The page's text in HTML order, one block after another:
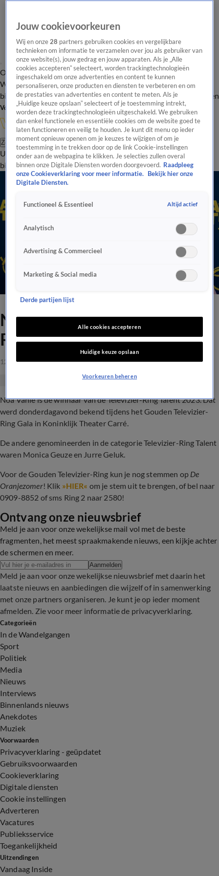
Overzicht Onze programma's Uitzendingen Onze gezichten
In de
WandelgangenInterviewsUitzending
bijwonenPodcastShopVeelgestelde vragenKijkersvraag insturen
Volg Vandaag Inside
Zoeken
UitzendingenVandaag InsideDe OranjezomerShopUitzending
bijwonen
Noa Vahle wint Televizier-
Ring Talent 2023!
12 okt 2023, 21:23
Noa Vahle is de winnaar van de Televizier-Ring Talent 2023. Dat
werd donderdagavond bekend tijdens het Gouden Televizier-
Ring Gala in Koninklijk Theater Carré.
De andere genomineerden in de categorie Televizier-Ring Talent
waren Monica Geuze en Jurre Geluk.
Voor de Gouden Televizier-Ring kun je nog stemmen op De
Oranjezomer! Klik »HIER« om je stem uit te brengen, of bel naar
0909-8852 of sms Ring 2 naar 2580!
Ontvang onze nieuwsbrief
Meld je aan voor onze wekelijkse mail vol met de beste
fragmenten, het meest spraakmakende nieuws, een kijkje achter
de schermen en meer.
Aanmelden
Meld je aan voor onze wekelijkse nieuwsbrief met daarin het
laatste nieuws en aanbiedingen die wijzelf of in samenwerking
met onze partners organiseren. Je kunt je op ieder moment
afmelden. Zie voor meer informatie de privacyverklaring.
Categorieën
In de Wandelgangen
Sport
Politiek
Media
Nieuws
Interviews
Binnenlands nieuws
Anekdotes
Muziek
Voorwaarden
Privacyverklaring - geüpdatet
Gebruiksvoorwaarden
Cookieverklaring
Digitale diensten
Cookie instellingen
Adverteren
Vacatures
Publieksservice
Toegankelijkheid
Uitzendingen
Vandaag Inside
Jouw cookievoorkeuren
Wij en onze28 partners gebruiken cookies en vergelijkbare
technieken om informatie te verzamelen over jou als gebruiker van
onze website(s), jouw gedrag en jouw apparaten. Als je „Alle
cookies accepteren” selecteert, worden trackingtechnologieën
ingeschakeld om onze advertenties en content te kunnen
personaliseren, onze producten en diensten te verbeteren en om
de prestaties van advertenties en content te meten. Als je
„Huidige keuze opslaan” selecteert of je toestemming intrekt,
worden deze trackingtechnologieën uitgeschakeld. We gebruiken
dan enkel functionele en essentiële cookies om de website goed te
laten functioneren en veilig te houden. Je kunt dit menu op ieder
moment opnieuw openen om je keuzes te wijzigen of om je
toestemming in te trekken door op de link Cookie-instellingen
onder aan de webpagina te klikken. Je selecties zullen overal
binnen onze Digitale Diensten worden doorgevoerd. Raadpleeg
onze Cookieverklaring voor meer informatie.
Bekijk hier onze
Digitale Diensten.
Functioneel & Essentieel Altijd actief
Analytisch
Advertising & Commercieel
Marketing & Social media
Derde partijen lijst
Alle cookies accepteren
Huidige keuze opslaan
Voorkeuren beheren